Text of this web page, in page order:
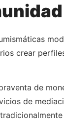
crear
de
de